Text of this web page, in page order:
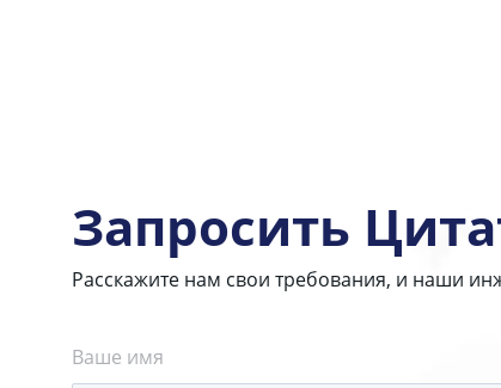
Запросить
Расскажите нам свои требования, и наши
Ваше имя